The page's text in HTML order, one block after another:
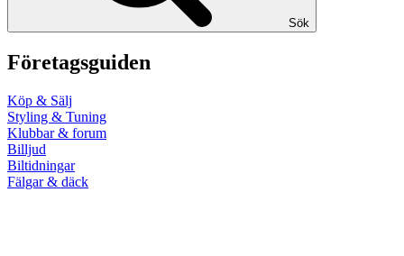
Sök
Företagsguiden
Köp & Sälj
Styling & Tuning
Klubbar & forum
Billjud
Biltidningar
Fälgar & däck